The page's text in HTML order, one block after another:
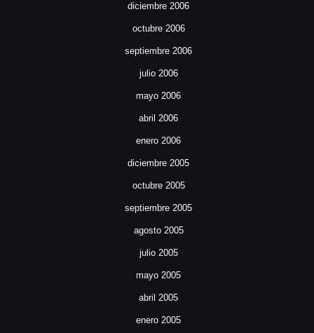
diciembre 2006
octubre 2006
septiembre 2006
julio 2006
mayo 2006
abril 2006
enero 2006
diciembre 2005
octubre 2005
septiembre 2005
agosto 2005
julio 2005
mayo 2005
abril 2005
enero 2005